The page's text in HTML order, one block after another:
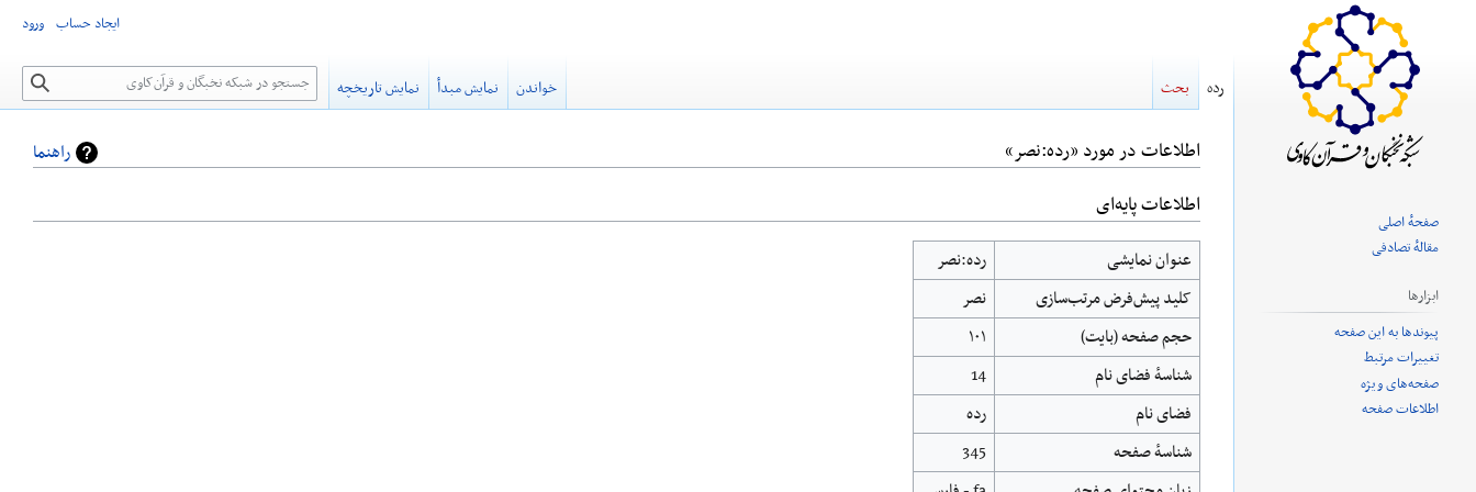
راهنما اطلاعات در مورد «رده:نصر»
پرش
به
ناوبری
پرش
به
جستجو
اطلاعات پایه‌ای
عنوان نمایشی
رده:نصر
کلید پیش‌فرض مرتب‌سازی
نصر
حجم صفحه (بایت)
۱۰۱
شناسهٔ فضای نام
14
فضای نام
رده
شناسهٔ صفحه
345
ایجاد حساب ورود
رده بحث خواندن نمایش مبدأ نمایش تاریخچه جستجو
صفحهٔ اصلی
مقالهٔ تصادفی
ابزارها
پیوندها به این صفحه
تغییرات مرتبط
صفحه‌های ویژه
اطلاعات صفحه